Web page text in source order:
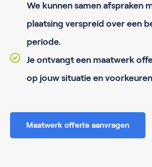
We kunnen samen afspraken
plaatsing verspreid over een
periode.
Je ontvangt een maatwerk
op jouw situatie en
Maatwerk offerte aanvragen